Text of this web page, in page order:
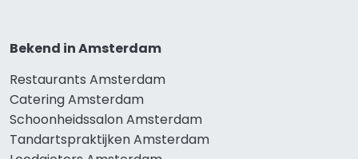
Bekend in Amsterdam
Restaurants Amsterdam
Catering Amsterdam
Schoonheidssalon Amsterdam
Tandartspraktijken Amsterdam